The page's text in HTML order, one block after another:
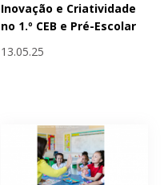
Inovação e Criatividade
no 1.º CEB e Pré-Escolar
13.05.25